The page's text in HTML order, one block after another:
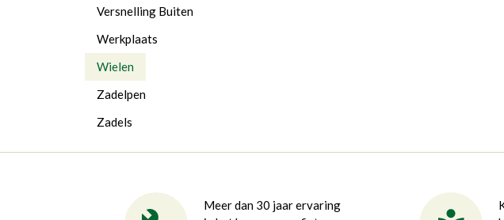
Versnelling Buiten
Werkplaats
Wielen
Zadelpen
Zadels
Meer dan 30 jaar ervaring